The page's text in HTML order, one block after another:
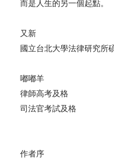
而是人生的另一個起點。
又新
國立台北大學法律研究所
嘟嘟羊
律師高考及格
司法官考試及格
作者序